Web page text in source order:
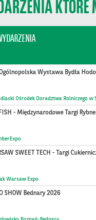
KTÓRE
Wystawa Bydła
Ośrodek Doradztwa Rolniczego w
- Międzynarodowe Targi
SWEET TECH - Targi
Warsaw Expo
SHOW Bednary 2026